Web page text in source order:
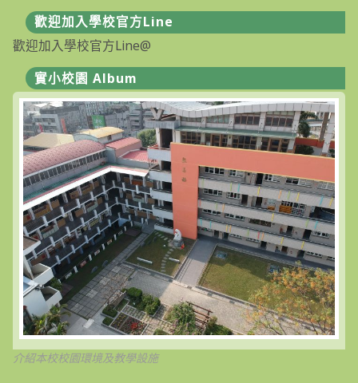
畫」
公
費
接
種
對
象
擴
大
為
「滿
個
月
以
上
尚
未
接
種
之
民
眾」
措
施，
延
長
至
115
年
7
歡迎加入學校官方Line
歡迎加入學校官方Line@
實小校園 Album
介紹本校校園環境及教學設施